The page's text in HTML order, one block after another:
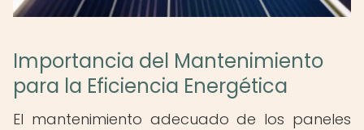
Importancia del Mantenimiento
para la Eficiencia Energética
El mantenimiento adecuado de los paneles